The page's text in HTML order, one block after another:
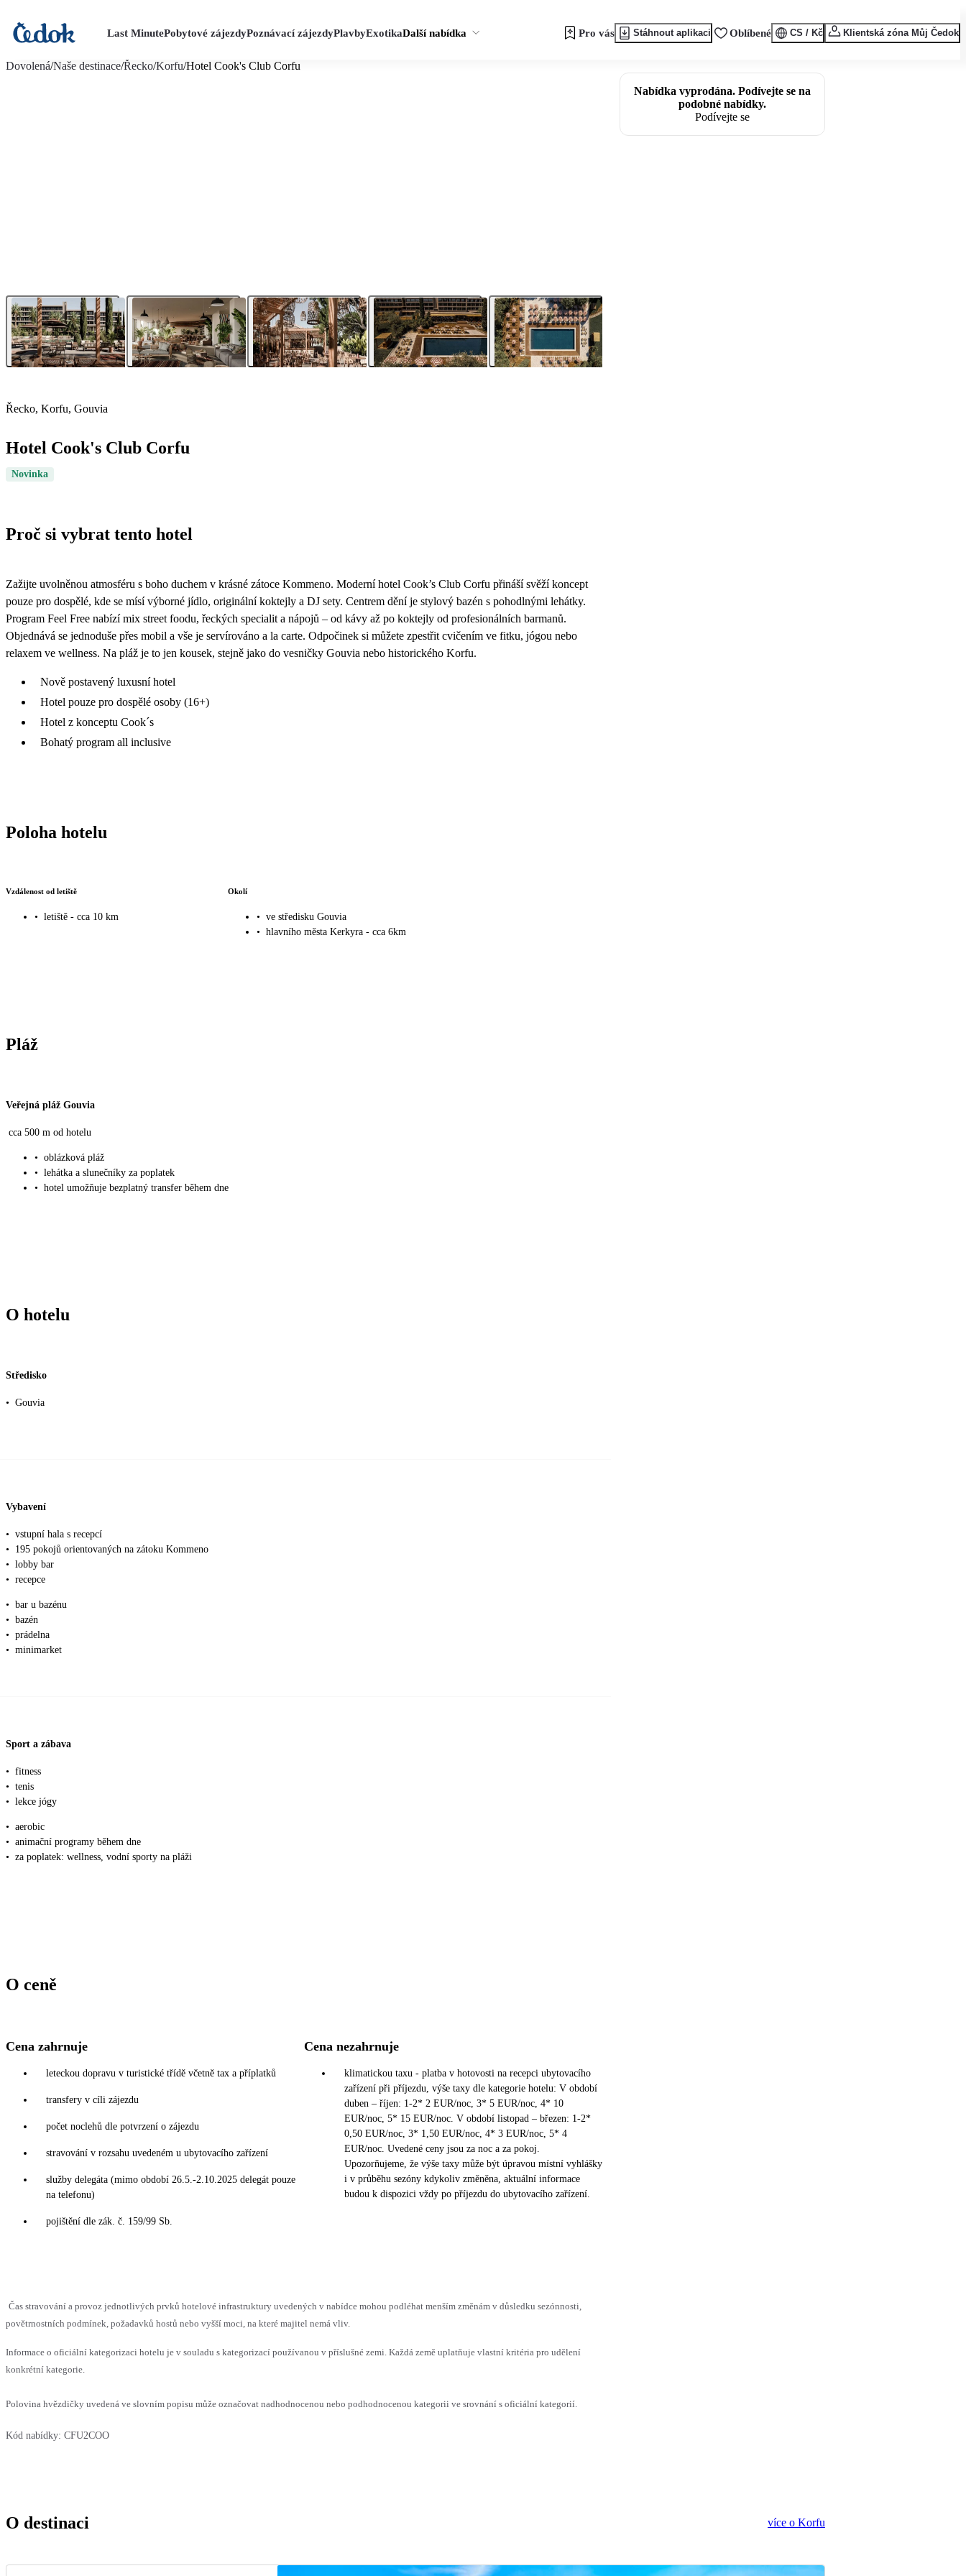
Last MinutePobytové zájezdyPoznávací zájezdyPlavbyExotikaDalší nabídka Pro vás Stáhnout aplikaci Oblíbené CS / Kč Klientská zóna Můj Čedok
Dovolená/Naše destinace/Řecko/Korfu/Hotel Cook's Club Corfu
Řecko, Korfu, Gouvia
Hotel Cook's Club Corfu
Novinka
Proč si vybrat tento hotel
Zažijte uvolněnou atmosféru s boho duchem v krásné zátoce Kommeno. Moderní hotel Cook’s Club Corfu přináší svěží koncept
pouze pro dospělé, kde se mísí výborné jídlo, originální koktejly a DJ sety. Centrem dění je stylový bazén s pohodlnými lehátky.
Program Feel Free nabízí mix street foodu, řeckých specialit a nápojů – od kávy až po koktejly od profesionálních barmanů.
Objednává se jednoduše přes mobil a vše je servírováno a la carte. Odpočinek si můžete zpestřit cvičením ve fitku, jógou nebo
relaxem ve wellness. Na pláž je to jen kousek, stejně jako do vesničky Gouvia nebo historického Korfu.
Nově postavený luxusní hotel
Hotel pouze pro dospělé osoby (16+)
Hotel z konceptu Cook´s
Bohatý program all inclusive
Poloha hotelu
Vzdálenost od letiště
• letiště - cca 10 km
Okolí
• ve středisku Gouvia
• hlavního města Kerkyra - cca 6km
Pláž
Veřejná pláž Gouvia
cca 500 m od hotelu
• oblázková pláž
• lehátka a slunečníky za poplatek
• hotel umožňuje bezplatný transfer během dne
O hotelu
Středisko
• Gouvia
Vybavení
• vstupní hala s recepcí
•
195 pokojů orientovaných na zátoku Kommeno
• lobby bar
• recepce
• bar u bazénu
• bazén
• prádelna
• minimarket
Sport a zábava
• fitness
• tenis
• lekce jógy
• aerobic
• animační programy během dne
• za poplatek: wellness, vodní sporty na pláži
O ceně
Cena zahrnuje
leteckou dopravu v turistické třídě včetně tax a příplatků
transfery v cíli zájezdu
počet noclehů dle potvrzení o zájezdu
stravování v rozsahu uvedeném u ubytovacího zařízení
služby delegáta (mimo období 26.5.-2.10.2025 delegát pouze
na telefonu)
pojištění dle zák. č. 159/99 Sb.
Cena nezahrnuje
klimatickou taxu - platba v hotovosti na recepci ubytovacího
zařízení při příjezdu, výše taxy dle kategorie hotelu: V období
duben – říjen: 1-2* 2 EUR/noc, 3* 5 EUR/noc, 4* 10
EUR/noc, 5* 15 EUR/noc. V období listopad – březen: 1-2*
0,50 EUR/noc, 3* 1,50 EUR/noc, 4* 3 EUR/noc, 5* 4
EUR/noc. Uvedené ceny jsou za noc a za pokoj.
Upozorňujeme, že výše taxy může být úpravou místní vyhlášky
i v průběhu sezóny kdykoliv změněna, aktuální informace
budou k dispozici vždy po příjezdu do ubytovacího zařízení.
Čas stravování a provoz jednotlivých prvků hotelové infrastruktury uvedených v nabídce mohou podléhat menším změnám v důsledku sezónnosti,
povětrnostních podmínek, požadavků hostů nebo vyšší moci, na které majitel nemá vliv.
Informace o oficiální kategorizaci hotelu je v souladu s kategorizací používanou v příslušné zemi. Každá země uplatňuje vlastní kritéria pro udělení
konkrétní kategorie.
Polovina hvězdičky uvedená ve slovním popisu může označovat nadhodnocenou nebo podhodnocenou kategorii ve srovnání s oficiální kategorií.
Kód nabídky: CFU2COO
Nabídka vyprodána. Podívejte se na
podobné nabídky.
Podívejte se
O destinaci více o Korfu